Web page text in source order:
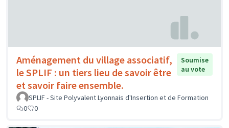
Aménagement du village associatif,
le SPLIF : un tiers lieu de savoir être
et savoir faire ensemble.
Soumise
au vote
SPLIF - Site Polyvalent Lyonnais d'Insertion et de Formation
0
0